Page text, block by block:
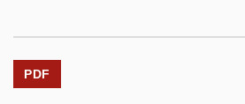
PDF